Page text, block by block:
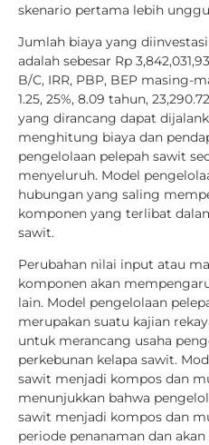
skenario pertama lebih
Jumlah biaya yang
adalah sebesar Rp
B/C, IRR, PBP, BEP masing-
1.25, 25%, 8.09 tahun,
yang dirancang dapat
menghitung biaya dan
pengelolaan pelepah sawit
menyeluruh. Model
hubungan yang saling
komponen yang terlibat
sawit.
Perubahan nilai input atau
komponen akan
lain. Model pengelolaan
merupakan suatu kajian
untuk merancang usaha
perkebunan kelapa sawit.
sawit menjadi kompos dan
menunjukkan bahwa
sawit menjadi kompos dan
periode penanaman dan